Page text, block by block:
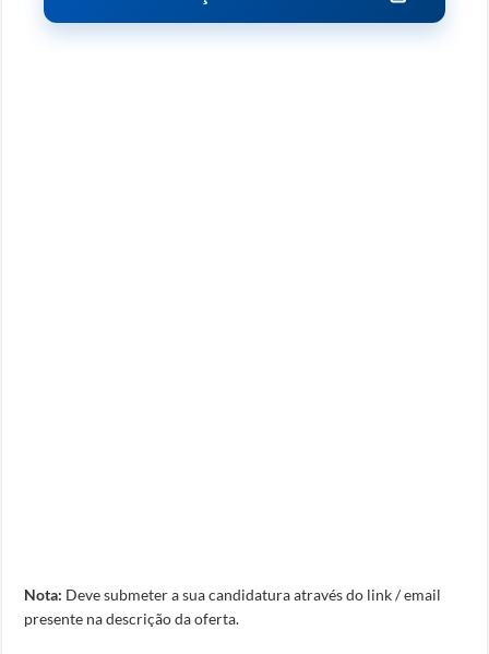
Nota: Deve submeter a sua candidatura através do link / email
presente na descrição da oferta.